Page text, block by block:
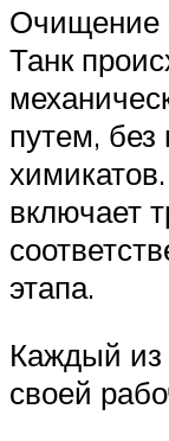
Очищение
Танк
путем,
включает
этапа.
Каждый из
своей